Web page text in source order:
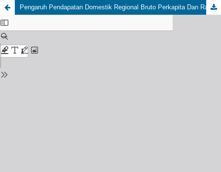
Pengaruh Pendapatan Domestik Regional Bruto Perkapita Dan Rasio Beban Ketergantungan Hidup Terhadap Tabungan Domestik Sumatera Utara